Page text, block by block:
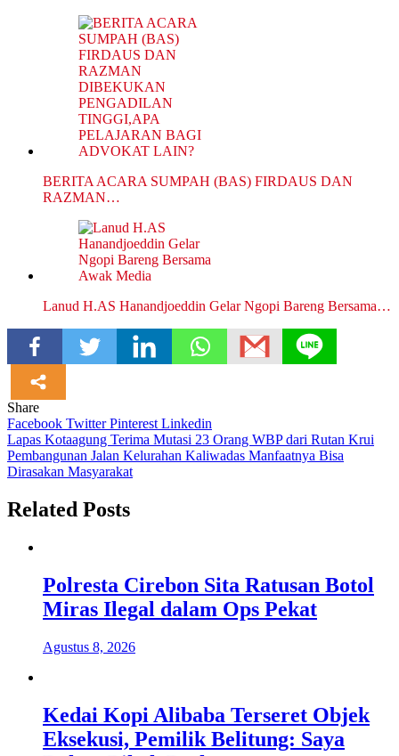
BERITA ACARA SUMPAH (BAS) FIRDAUS DAN
RAZMAN…
Lanud H.AS Hanandjoeddin Gelar Ngopi Bareng Bersama…
Share
Facebook TwitterPinterest Linkedin
Navigasi
pos
Lapas Kotaagung Terima Mutasi 23 Orang WBP dari Rutan Krui
Pembangunan Jalan Kelurahan Kaliwadas Manfaatnya Bisa
Dirasakan Masyarakat
Related Posts
Polresta Cirebon Sita Ratusan Botol
Miras Ilegal dalam Ops Pekat
Agustus 8, 2026
Kedai Kopi Alibaba Terseret Objek
Eksekusi, Pemilik Belitung: Saya